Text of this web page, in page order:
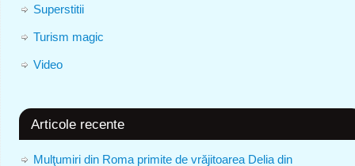
Superstitii
Turism magic
Video
Articole recente
Mulţumiri din Roma primite de vrăjitoarea Delia din